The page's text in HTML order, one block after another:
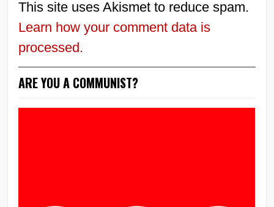
This site uses Akismet to reduce spam.
Learn how your comment data is
processed.
ARE YOU A COMMUNIST?